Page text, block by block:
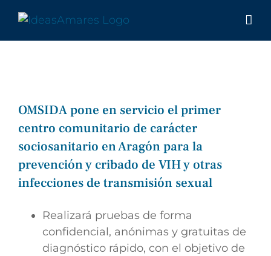
contenido
OMSIDA pone en servicio el primer
centro comunitario de carácter
sociosanitario en Aragón para la
prevención y cribado de VIH y otras
infecciones de transmisión sexual
Realizará pruebas de forma
confidencial, anónimas y gratuitas de
diagnóstico rápido, con el objetivo de